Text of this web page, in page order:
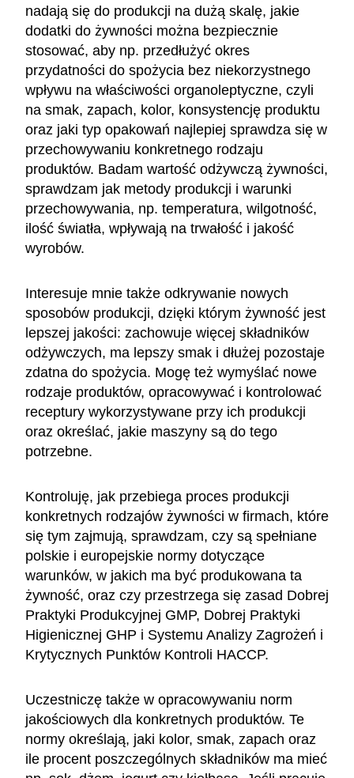
nadają się do produkcji na dużą skalę, jakie
dodatki do żywności można bezpiecznie
stosować, aby np. przedłużyć okres
przydatności do spożycia bez niekorzystnego
wpływu na właściwości organoleptyczne, czyli
na smak, zapach, kolor, konsystencję produktu
oraz jaki typ opakowań najlepiej sprawdza się w
przechowywaniu konkretnego rodzaju
produktów. Badam wartość odżywczą żywności,
sprawdzam jak metody produkcji i warunki
przechowywania, np. temperatura, wilgotność,
ilość światła, wpływają na trwałość i jakość
wyrobów.
Interesuje mnie także odkrywanie nowych
sposobów produkcji, dzięki którym żywność jest
lepszej jakości: zachowuje więcej składników
odżywczych, ma lepszy smak i dłużej pozostaje
zdatna do spożycia. Mogę też wymyślać nowe
rodzaje produktów, opracowywać i kontrolować
receptury wykorzystywane przy ich produkcji
oraz określać, jakie maszyny są do tego
potrzebne.
Kontroluję, jak przebiega proces produkcji
konkretnych rodzajów żywności w firmach, które
się tym zajmują, sprawdzam, czy są spełniane
polskie i europejskie normy dotyczące
warunków, w jakich ma być produkowana ta
żywność, oraz czy przestrzega się zasad Dobrej
Praktyki Produkcyjnej GMP, Dobrej Praktyki
Higienicznej GHP i Systemu Analizy Zagrożeń i
Krytycznych Punktów Kontroli HACCP.
Uczestniczę także w opracowywaniu norm
jakościowych dla konkretnych produktów. Te
normy określają, jaki kolor, smak, zapach oraz
ile procent poszczególnych składników ma mieć